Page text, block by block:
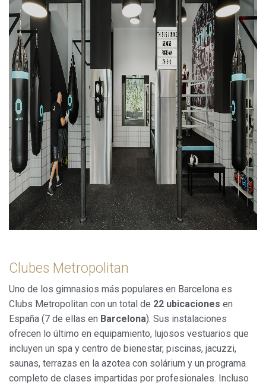
Clubes Metropolitan
Uno de los gimnasios más populares en Barcelona es
Clubs Metropolitan con un total de 22 ubicaciones en
España (7 de ellas en Barcelona). Sus instalaciones
ofrecen lo último en equipamiento, lujosos vestuarios que
incluyen un spa y centro de bienestar, piscinas, jacuzzi,
saunas, terrazas en la azotea con solárium y un programa
completo de clases impartidas por profesionales. Incluso